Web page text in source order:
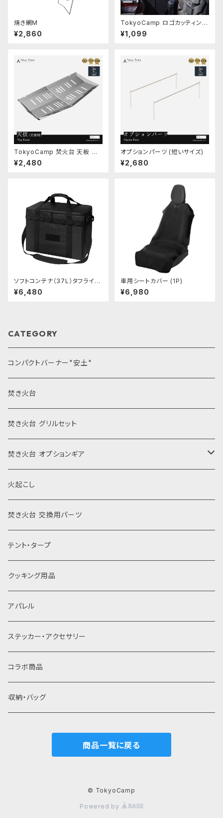
焼き網M
¥2,860
TokyoCamp ロゴカッティング
ステッカー
¥1,099
TokyoCamp 焚火台 天板 交
換用
¥2,480
オプションパーツ (短いサイズ)
¥2,680
ソフトコンテナ（37L）タフライト
ボックス
¥6,480
車用シートカバー (1P)
¥6,980
CATEGORY
コンパクトバーナー"安土"
焚き火台
焚き火台 グリルセット
焚き火台 オプションギア
風防
薪割り
焼き網
灰受け
火起こし
焚き火台 交換用パーツ
テント・タープ
クッキング用品
アパレル
ステッカー・アクセサリー
コラボ商品
収納・バッグ
商品一覧に戻る
© TokyoCamp
Powered by